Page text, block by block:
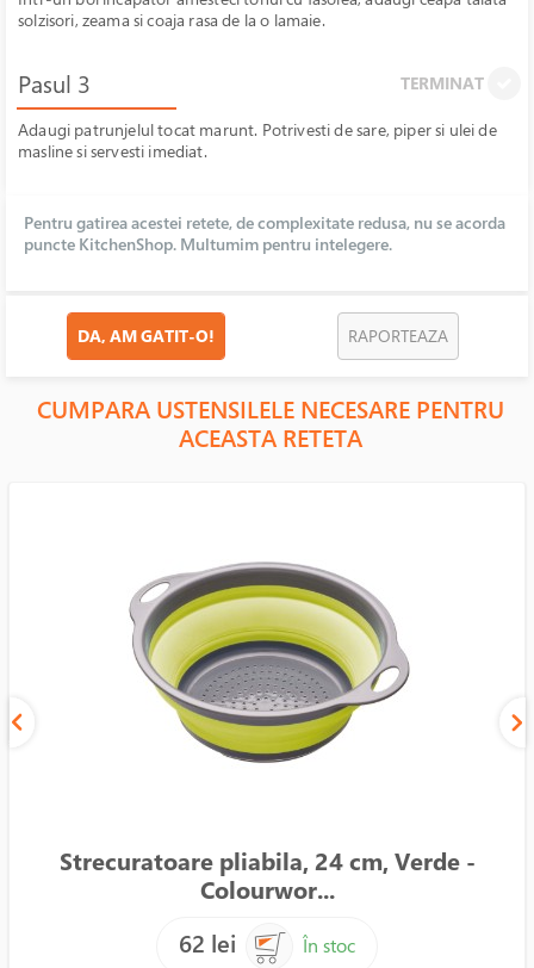
solzisori, zeama si coaja rasa de la o lamaie.
Pasul 3 TERMINAT
Adaugi patrunjelul tocat marunt. Potrivesti de sare, piper si ulei de
masline si servesti imediat.
Pentru gatirea acestei retete, de complexitate redusa, nu se acorda
puncte KitchenShop. Multumim pentru intelegere.
DA, AM GATIT-O! RAPORTEAZA
CUMPARA USTENSILELE NECESARE PENTRU
ACEASTA RETETA
Strecuratoare pliabila, 24 cm, Verde -
Colourwor...
62 lei
În stoc